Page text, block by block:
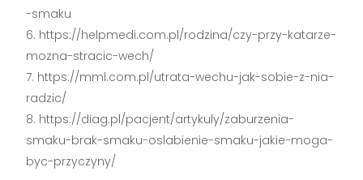
-smaku
https://helpmedi.com.pl/rodzina/czy-przy-katarze-
mozna-stracic-wech/
https://mml.com.pl/utrata-wechu-jak-sobie-z-nia-
radzic/
https://diag.pl/pacjent/artykuly/zaburzenia-
smaku-brak-smaku-oslabienie-smaku-jakie-moga-
byc-przyczyny/